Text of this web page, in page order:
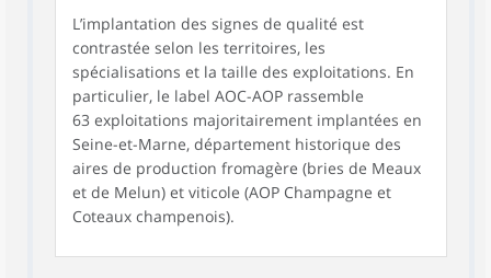
L’implantation des signes de qualité est
contrastée selon les territoires, les
spécialisations et la taille des exploitations. En
particulier, le label AOC-AOP rassemble
63 exploitations majoritairement implantées en
Seine-et-Marne, département historique des
aires de production fromagère (bries de Meaux
et de Melun) et viticole (AOP Champagne et
Coteaux champenois).